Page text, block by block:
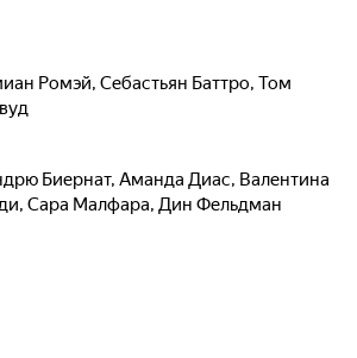
Ромэй, Себастьян Баттро, Том
Биернат, Аманда Диас, Валентина
, Сара Малфара, Дин Фельдман